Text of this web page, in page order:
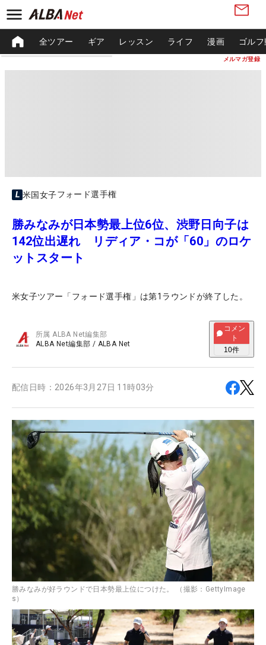
メルマガ登録
全ツアー ギア レッスン ライフ 漫画 ゴル
米国女子フォード選手権
勝みなみが日本勢最上位6位、渋野日向子は
142位出遅れ リディア・コが「60」のロケ
ットスタート
米女子ツアー「フォード選手権」は第1ラウンドが終了した。
所属ALBA Net編集部
ALBA Net編集部 / ALBA Net
コメン
ト
10件
配信日時： 2026年3月27日 11時03分
勝みなみが好ラウンドで日本勢最上位につけた。 （撮影：GettyImage
s）